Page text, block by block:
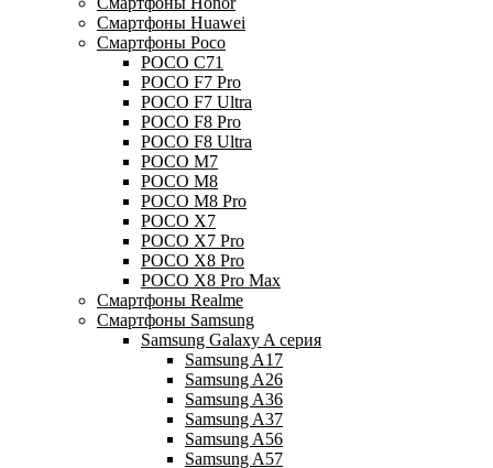
Смартфоны Huawei
Смартфоны Poco
POCO C71
POCO F7 Pro
POCO F7 Ultra
POCO F8 Pro
POCO F8 Ultra
POCO M7
POCO M8
POCO M8 Pro
POCO X7
POCO X7 Pro
POCO X8 Pro
POCO X8 Pro Max
Смартфоны Realme
Смартфоны Samsung
Samsung Galaxy A серия
Samsung A17
Samsung A26
Samsung A36
Samsung A37
Samsung A56
Samsung A57